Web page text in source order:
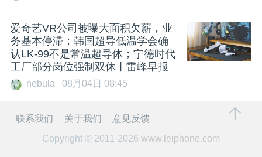
爱奇艺VR公司被曝大面积欠薪，业
务基本停滞；韩国超导低温学会确
认LK-99不是常温超导体；宁德时代
工厂部分岗位强制双休丨雷峰早报
nebula 08月04日 08:45
联系我们 关于我们
意见反馈
Copyright © 2011-2026 www.leiphone.com